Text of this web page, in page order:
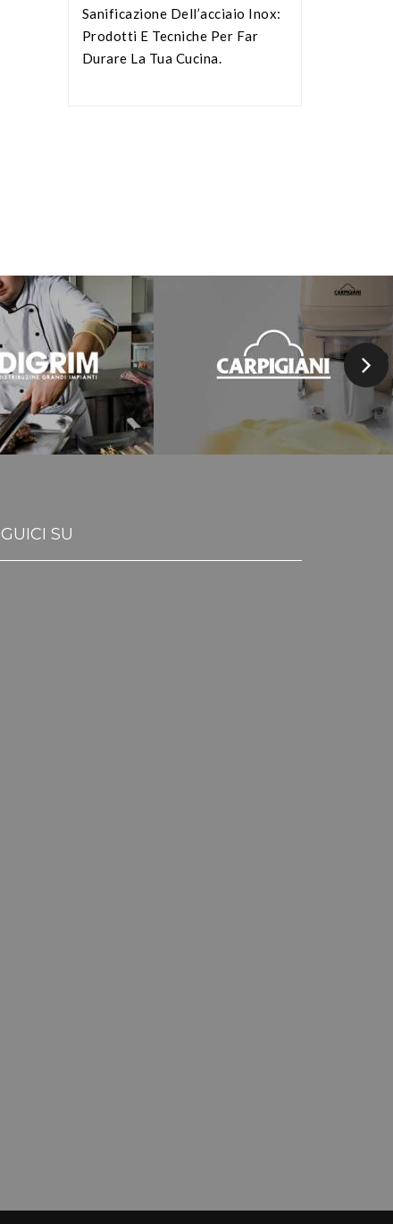
Sanificazione Dell’acciaio Inox:
Prodotti E Tecniche Per Far
Durare La Tua Cucina.
SU